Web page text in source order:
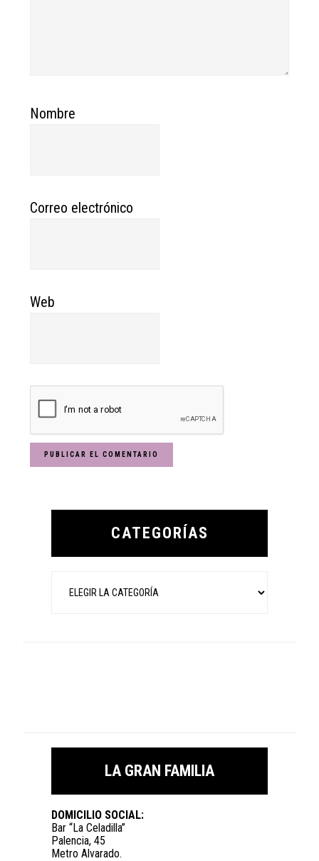
Nombre
Correo electrónico
Web
Primary
CATEGORÍAS
LA GRAN FAMILIA
DOMICILIO SOCIAL:
Bar “La Celadilla”
Palencia, 45
Metro Alvarado.